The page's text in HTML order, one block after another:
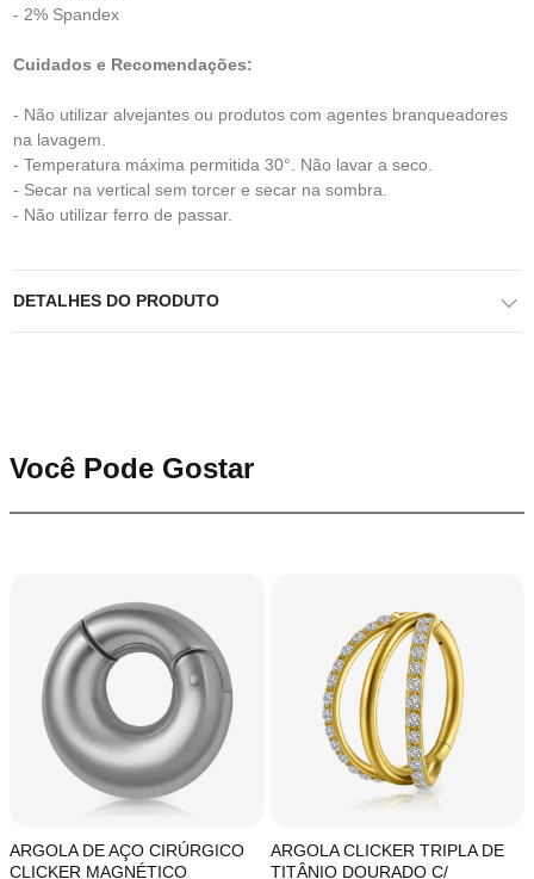
- 2% Spandex
Cuidados e Recomendações:
- Não utilizar alvejantes ou produtos com agentes branqueadores
na lavagem.
- Temperatura máxima permitida 30°. Não lavar a seco.
- Secar na vertical sem torcer e secar na sombra.
- Não utilizar ferro de passar.
DETALHES DO PRODUTO
Você Pode Gostar
ARGOLA DE AÇO CIRÚRGICO
CLICKER MAGNÉTICO
ARGOLA CLICKER TRIPLA DE
TITÂNIO DOURADO C/